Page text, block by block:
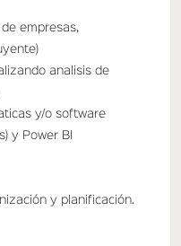
empresas,
analisis de
y/o software
y Power BI
y planificación.